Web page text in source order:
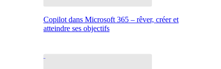
Copilot dans Microsoft 365 – rêver, créer et
atteindre ses objectifs